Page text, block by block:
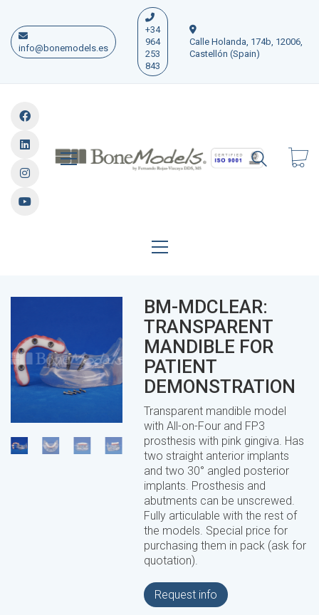
info@bonemodels.es
+34
964
253
843
Calle Holanda, 174b, 12006,
Castellón (Spain)
BM-MDCLEAR:
TRANSPARENT
MANDIBLE FOR
PATIENT
DEMONSTRATION
Transparent mandible model
with All-on-Four and FP3
prosthesis with pink gingiva. Has
two straight anterior implants
and two 30° angled posterior
implants. Prosthesis and
abutments can be unscrewed.
Fully articulable with the rest of
the models. Special price for
purchasing them in pack (ask for
quotation).
Request info